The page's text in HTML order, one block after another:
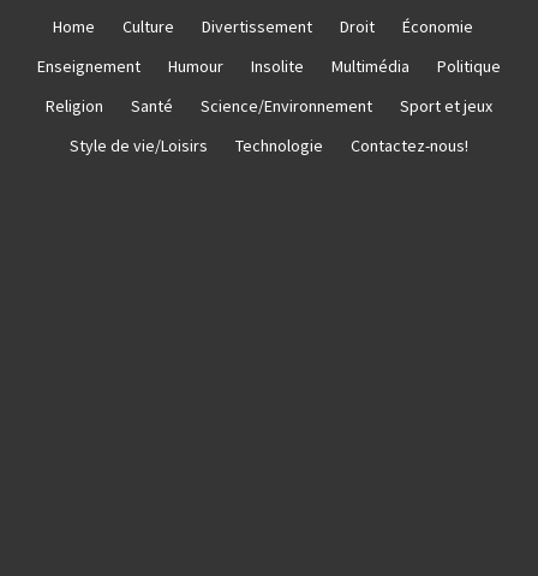
content
Home Culture Divertissement Droit
Économie
Enseignement
Humour Insolite Multimédia
Politique
Religion
Santé Science/Environnement
Sport et jeux
Style de vie/Loisirs
Technologie Contactez-nous!